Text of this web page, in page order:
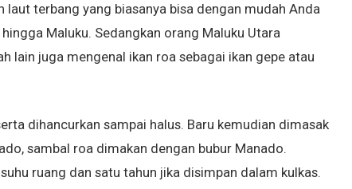
laut terbang yang biasanya bisa dengan mudah Anda
Maluku. Sedangkan orang Maluku Utara
lain juga mengenal ikan roa sebagai ikan gepe atau
dihancurkan sampai halus. Baru kemudian dimasak
sambal roa dimakan dengan bubur Manado.
ruang dan satu tahun jika disimpan dalam kulkas.